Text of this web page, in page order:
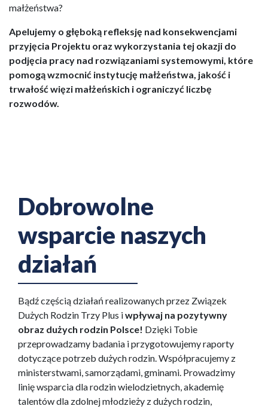
małżeństwa?
Apelujemy o głęboką refleksję nad konsekwencjami
przyjęcia Projektu oraz wykorzystania tej okazji do
podjęcia pracy nad rozwiązaniami systemowymi, które
pomogą wzmocnić instytucję małżeństwa, jakość i
trwałość więzi małżeńskich i ograniczyć liczbę
rozwodów.
Dobrowolne
wsparcie naszych
działań
Bądź częścią działań realizowanych przez Związek
Dużych Rodzin Trzy Plus iwpływaj na pozytywny
obraz dużych rodzin Polsce! Dzięki Tobie
przeprowadzamy badania i przygotowujemy raporty
dotyczące potrzeb dużych rodzin. Współpracujemy z
ministerstwami, samorządami, gminami. Prowadzimy
linię wsparcia dla rodzin wielodzietnych, akademię
talentów dla zdolnej młodzieży z dużych rodzin,